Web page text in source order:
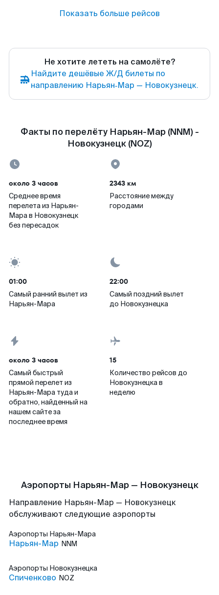
Показать больше рейсов
Не хотите лететь на самолёте?
Найдите дешёвые Ж/Д билеты по
направлению Нарьян‑Мар — Новокузнецк.
Факты по перелёту Нарьян-Мар (NNM) -
Новокузнецк (NOZ)
около 3 часов
Среднее время
перелета из Нарьян-
Мара в Новокузнецк
без пересадок
2343 км
Расстояние между
городами
01:00
Самый ранний вылет из
Нарьян-Мара
22:00
Самый поздний вылет
до Новокузнецка
около 3 часов
Самый быстрый
прямой перелет из
Нарьян-Мара туда и
обратно, найденный на
нашем сайте за
последнее время
15
Количество рейсов до
Новокузнецка в
неделю
Аэропорты Нарьян-Мар — Новокузнецк
Направление Нарьян-Мар — Новокузнецк
обслуживают следующие аэропорты
Аэропорты Нарьян-Мара
Нарьян-Мар NNM
Аэропорты Новокузнецка
Спиченково NOZ